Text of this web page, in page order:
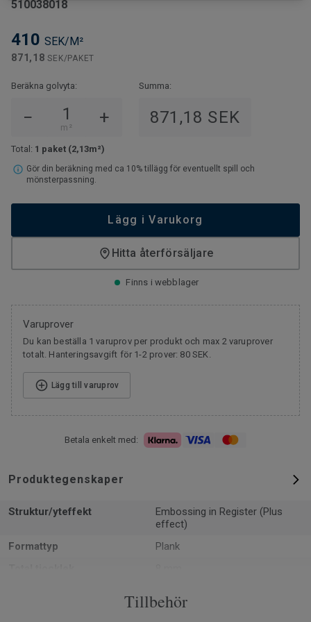
510038018
410 SEK/M²
871,18SEK/PAKET
Beräkna golvyta:
− m² +
Summa:
871,18 SEK
Total: 1 paket (2,13m²)
Gör din beräkning med ca 10% tillägg för eventuellt spill och
mönsterpassning.
Lägg i Varukorg
Hitta återförsäljare
Finns i webblager
Varuprover
Du kan beställa 1 varuprov per produkt och max 2 varuprover
totalt. Hanteringsavgift för 1-2 prover: 80 SEK.
Lägg till varuprov
Betala enkelt med:
Produktegenskaper
Struktur/yteffekt
Embossing in Register (Plus
effect)
Formattyp
Plank
Tillbehör